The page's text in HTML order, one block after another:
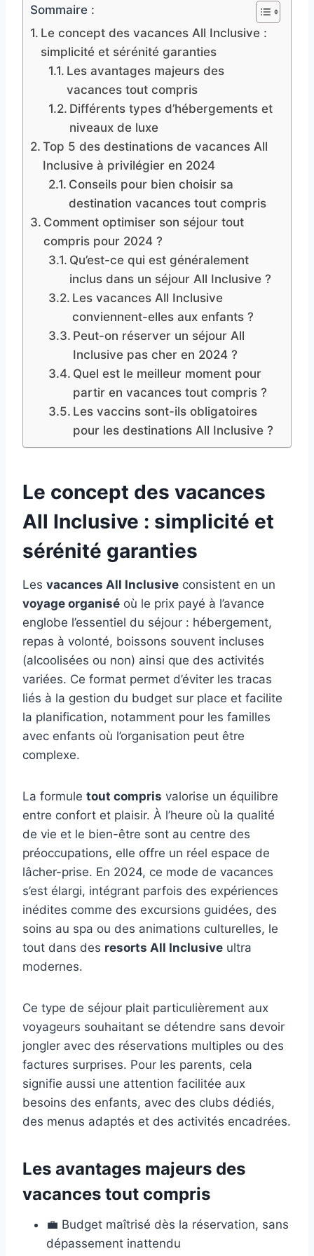
Sommaire :
Le concept des vacances All Inclusive :
simplicité et sérénité garanties
Les avantages majeurs des
vacances tout compris
Différents types d’hébergements et
niveaux de luxe
Top 5 des destinations de vacances All
Inclusive à privilégier en 2024
Conseils pour bien choisir sa
destination vacances tout compris
Comment optimiser son séjour tout
compris pour 2024 ?
Qu’est-ce qui est généralement
inclus dans un séjour All Inclusive ?
Les vacances All Inclusive
conviennent-elles aux enfants ?
Peut-on réserver un séjour All
Inclusive pas cher en 2024 ?
Quel est le meilleur moment pour
partir en vacances tout compris ?
Les vaccins sont-ils obligatoires
pour les destinations All Inclusive ?
Le concept des vacances
All Inclusive : simplicité et
sérénité garanties
Les vacances All Inclusive consistent en un
voyage organisé où le prix payé à l’avance
englobe l’essentiel du séjour : hébergement,
repas à volonté, boissons souvent incluses
(alcoolisées ou non) ainsi que des activités
variées. Ce format permet d’éviter les tracas
liés à la gestion du budget sur place et facilite
la planification, notamment pour les familles
avec enfants où l’organisation peut être
complexe.
La formule tout compris valorise un équilibre
entre confort et plaisir. À l’heure où la qualité
de vie et le bien-être sont au centre des
préoccupations, elle offre un réel espace de
lâcher-prise. En 2024, ce mode de vacances
s’est élargi, intégrant parfois des expériences
inédites comme des excursions guidées, des
soins au spa ou des animations culturelles, le
tout dans des resorts All Inclusive ultra
modernes.
Ce type de séjour plait particulièrement aux
voyageurs souhaitant se détendre sans devoir
jongler avec des réservations multiples ou des
factures surprises. Pour les parents, cela
signifie aussi une attention facilitée aux
besoins des enfants, avec des clubs dédiés,
des menus adaptés et des activités encadrées.
Les avantages majeurs des
vacances tout compris
💼 Budget maîtrisé dès la réservation, sans
dépassement inattendu